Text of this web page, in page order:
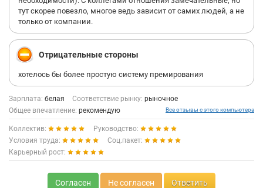
тут скорее повезло, многое ведь зависит от самих людей, а не
только от компании.
Отрицательные стороны
хотелось бы более простую систему премирования
Зарплата: белая Соответствие рынку: рыночное
Общее впечатление: рекомендую Все отзывы с этого компьютера
Коллектив:
Руководство:
Условия труда:
Соц.пакет:
Карьерный рост:
Согласен Не согласен Ответить